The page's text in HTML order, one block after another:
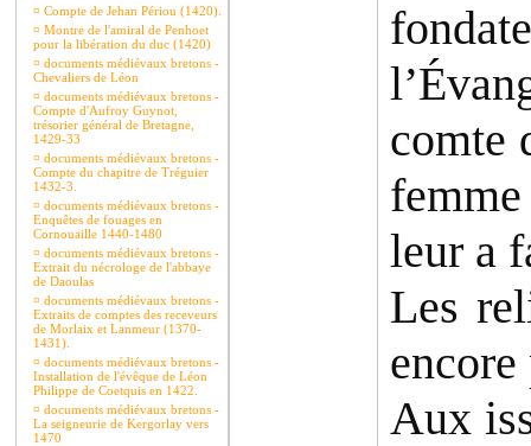
¤ Compte de Jehan Périou (1420).
¤ Montre de l'amiral de Penhoet
pour la libération du duc (1420)
¤ documents médiévaux bretons -
Chevaliers de Léon
¤ documents médiévaux bretons -
Compte d'Aufroy Guynot,
trésorier général de Bretagne,
1429-33
¤ documents médiévaux bretons -
Compte du chapitre de Tréguier
1432-3.
¤ documents médiévaux bretons -
Enquêtes de fouages en
Cornouaille 1440-1480
¤ documents médiévaux bretons -
Extrait du nécrologe de l'abbaye
de Daoulas
¤ documents médiévaux bretons -
Extraits de comptes des receveurs
de Morlaix et Lanmeur (1370-
1431).
¤ documents médiévaux bretons -
Installation de l'évêque de Léon
Philippe de Coetquis en 1422.
¤ documents médiévaux bretons -
La seigneurie de Kergorlay vers
1470
comte
leur a
Les
Aux